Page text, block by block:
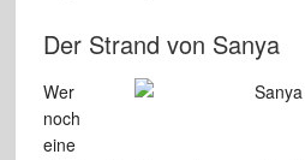
Der Strand von Sanya
Wer
noch
eine